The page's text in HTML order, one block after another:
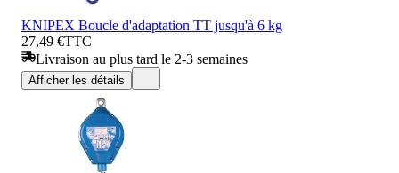
KNIPEX Boucle d'adaptation TT jusqu'à 6 kg
27,49 €TTC
Livraison au plus tard le 2-3 semaines
Afficher les détails